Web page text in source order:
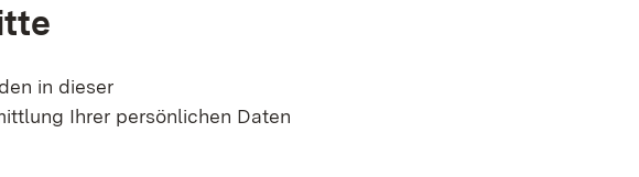
in dieser
Ihrer persönlichen Daten